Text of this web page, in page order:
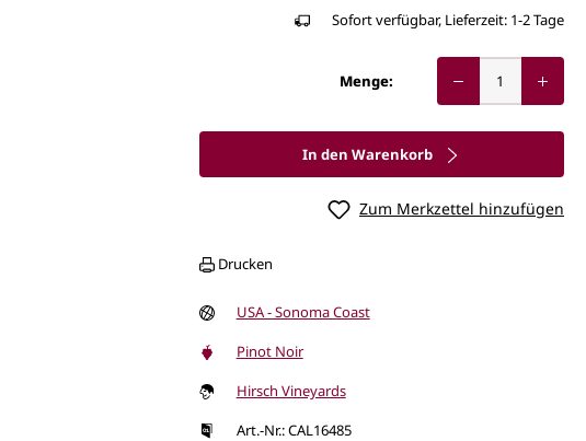
Sofort verfügbar, Lieferzeit: 1-2 Tage
Menge:
In den Warenkorb
Zum Merkzettel hinzufügen
Drucken
USA - Sonoma Coast
Pinot Noir
Hirsch Vineyards
Art.-Nr.: CAL16485